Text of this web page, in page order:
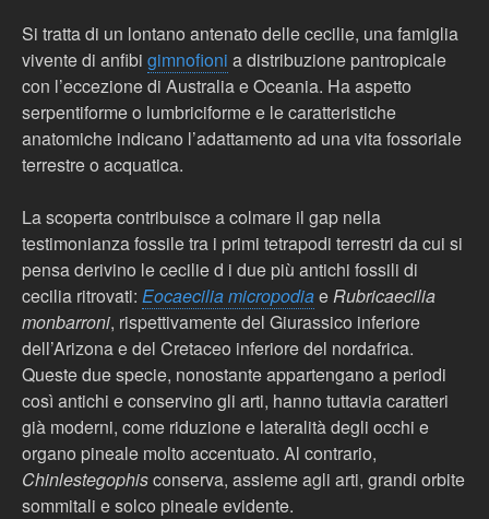
Si tratta di un lontano antenato delle cecilie, una famiglia
vivente di anfibi gimnofioni a distribuzione pantropicale
con l’eccezione di Australia e Oceania. Ha aspetto
serpentiforme o lumbriciforme e le caratteristiche
anatomiche indicano l’adattamento ad una vita fossoriale
terrestre o acquatica.
La scoperta contribuisce a colmare il gap nella
testimonianza fossile tra i primi tetrapodi terrestri da cui si
pensa derivino le cecilie d i due più antichi fossili di
cecilia ritrovati: Eocaecilia micropodiaeRubricaecilia
monbarroni, rispettivamente del Giurassico inferiore
dell’Arizona e del Cretaceo inferiore del nordafrica.
Queste due specie, nonostante appartengano a periodi
così antichi e conservino gli arti, hanno tuttavia caratteri
già moderni, come riduzione e lateralità degli occhi e
organo pineale molto accentuato. Al contrario,
Chinlestegophisconserva, assieme agli arti, grandi orbite
sommitali e solco pineale evidente.